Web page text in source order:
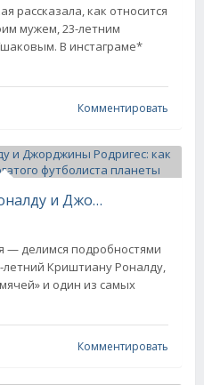
рассказала, как относится
мужем, 23-летним
В инстаграме*
Комментировать
Свадьба Криштиану Роналду и Джорджины Родригес: как пройдет церемония самого богатого футболиста планеты
— делимся подробностями
летний Криштиану Роналду,
и один из самых
Комментировать